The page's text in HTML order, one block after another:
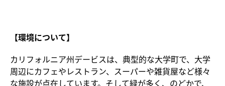
【環境について】
カリフォルニア州デービスは、典型的な大学町で、大学
周辺にカフェやレストラン、スーパーや雑貨屋など様々
な施設が点在しています。そして緑が多く、のどかで、